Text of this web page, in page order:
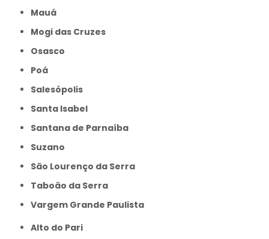
Mauá
Mogi das Cruzes
Osasco
Poá
Salesópolis
Santa Isabel
Santana de Parnaíba
Suzano
São Lourenço da Serra
Taboão da Serra
Vargem Grande Paulista
Alto do Pari